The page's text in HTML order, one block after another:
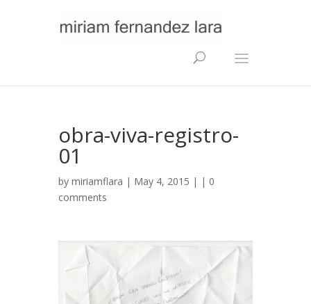
obra-viva-registro-
01
by miriamflara | May 4, 2015 | | 0
comments